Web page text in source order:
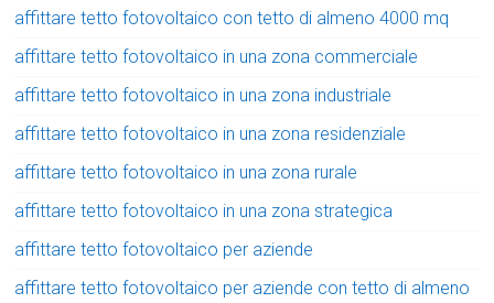
affittare tetto fotovoltaico con tetto di almeno 4000 mq
affittare tetto fotovoltaico in una zona commerciale
affittare tetto fotovoltaico in una zona industriale
affittare tetto fotovoltaico in una zona residenziale
affittare tetto fotovoltaico in una zona rurale
affittare tetto fotovoltaico in una zona strategica
affittare tetto fotovoltaico per aziende
affittare tetto fotovoltaico per aziende con tetto di almeno